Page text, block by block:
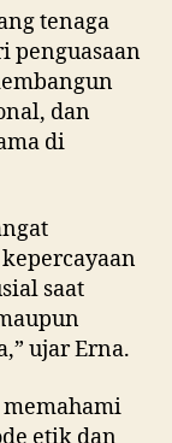
tenaga
penguasaan
dan
di
saat
ujar Erna.
etik dan